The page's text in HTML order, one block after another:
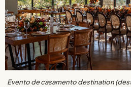
Evento de casamento destination